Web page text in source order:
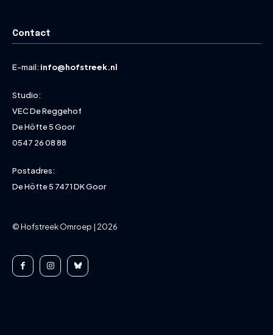
Contact
E-mail: info@hofstreek.nl
Studio:
VEC De Reggehof
De Höfte 5 Goor
0547 26 08 88
Postadres:
De Höfte 5 7471 DK Goor
© Hofstreek Omroep | 2026